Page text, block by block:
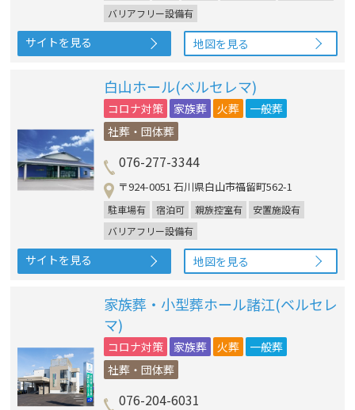
バリアフリー設備有
サイトを見る 地図を見る
白山ホール(ベルセレマ)
コロナ対策 家族葬 火葬
一般葬
社葬・団体葬
076-277-3344
〒924-0051 石川県白山市福留町562-1
駐車場有 宿泊可 親族控室有
安置施設有
バリアフリー設備有
サイトを見る 地図を見る
家族葬・小型葬ホール諸江(ベルセレ
マ)
コロナ対策 家族葬 火葬
一般葬
社葬・団体葬
076-204-6031